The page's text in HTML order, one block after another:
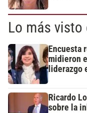
Lo más visto
Encuesta
midieron
liderazgo
Ricardo
sobre la